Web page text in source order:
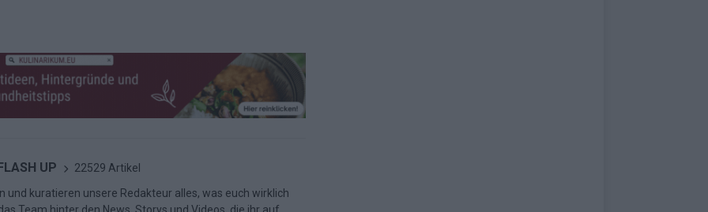
UP 22529 Artikel
und kuratieren unsere Redakteur alles, was euch wirklich